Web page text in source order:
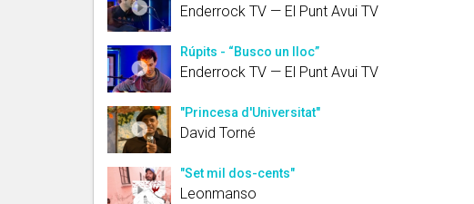
Enderrock TV — El Punt Avui TV
Rúpits - “Busco un lloc”
Enderrock TV — El Punt Avui TV
"Princesa d'Universitat"
David Torné
"Set mil dos-cents"
Leonmanso